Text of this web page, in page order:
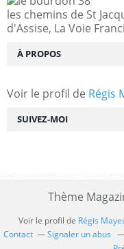
SUIVEZ-MOI
les chemins de St
d'Assise, La Voie
À PROPOS
Voir le profil de Régis
Thème
Voir le profil de Régis
Contact
Signaler un abus